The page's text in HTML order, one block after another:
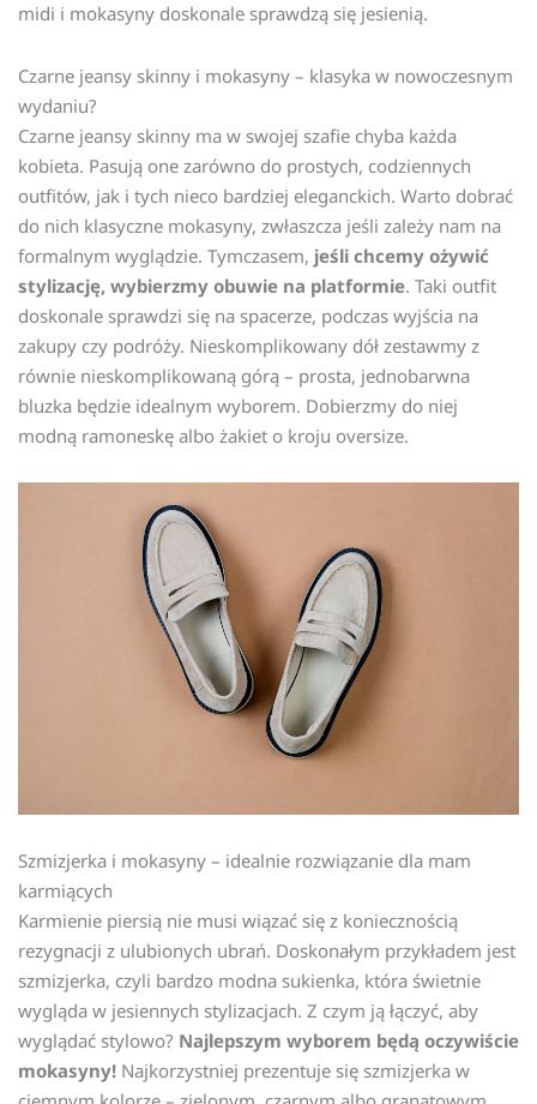
midi i mokasyny doskonale sprawdzą się jesienią.
Czarne jeansy skinny i mokasyny – klasyka w nowoczesnym
wydaniu?
Czarne jeansy skinny ma w swojej szafie chyba każda
kobieta. Pasują one zarówno do prostych, codziennych
outfitów, jak i tych nieco bardziej eleganckich. Warto dobrać
do nich klasyczne mokasyny, zwłaszcza jeśli zależy nam na
formalnym wyglądzie. Tymczasem, jeśli chcemy ożywić
stylizację, wybierzmy obuwie na platformie. Taki outfit
doskonale sprawdzi się na spacerze, podczas wyjścia na
zakupy czy podróży. Nieskomplikowany dół zestawmy z
równie nieskomplikowaną górą – prosta, jednobarwna
bluzka będzie idealnym wyborem. Dobierzmy do niej
modną ramoneskę albo żakiet o kroju oversize.
Szmizjerka i mokasyny – idealnie rozwiązanie dla mam
karmiących
Karmienie piersią nie musi wiązać się z koniecznością
rezygnacji z ulubionych ubrań. Doskonałym przykładem jest
szmizjerka, czyli bardzo modna sukienka, która świetnie
wygląda w jesiennych stylizacjach. Z czym ją łączyć, aby
wyglądać stylowo? Najlepszym wyborem będą oczywiście
mokasyny! Najkorzystniej prezentuje się szmizjerka w